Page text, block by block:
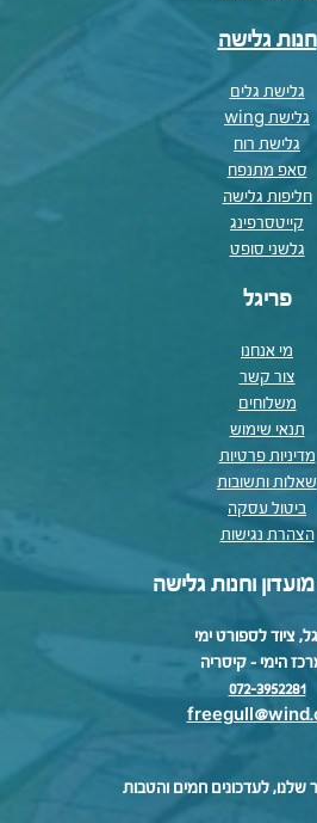
חנות גלישה
גלישת גלים
גלישת wing
גלישת רוח
סאפ מתנפח
חליפות גלישה
קייטסרפינג
גלשני סופט
פריגל
מי אנחנו
צור קשר
משלוחים
תנאי שימוש
מדיניות פרטיות
שאלות ותשובות
ביטול עסקה
הצהרת נגישות
וחנות גלישה
ציוד לספורט ימי
הימי – קיסריה
072-3952281
שלנו, לעדכונים חמים והטבות